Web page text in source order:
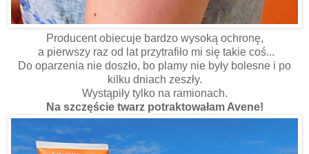
Producent obiecuje bardzo wysoką ochronę,
a pierwszy raz od lat przytrafiło mi się takie coś...
Do oparzenia nie doszło, bo plamy nie były bolesne i po
kilku dniach zeszły.
Wystąpiły tylko na ramionach.
Na szczęście twarz potraktowałam Avene!